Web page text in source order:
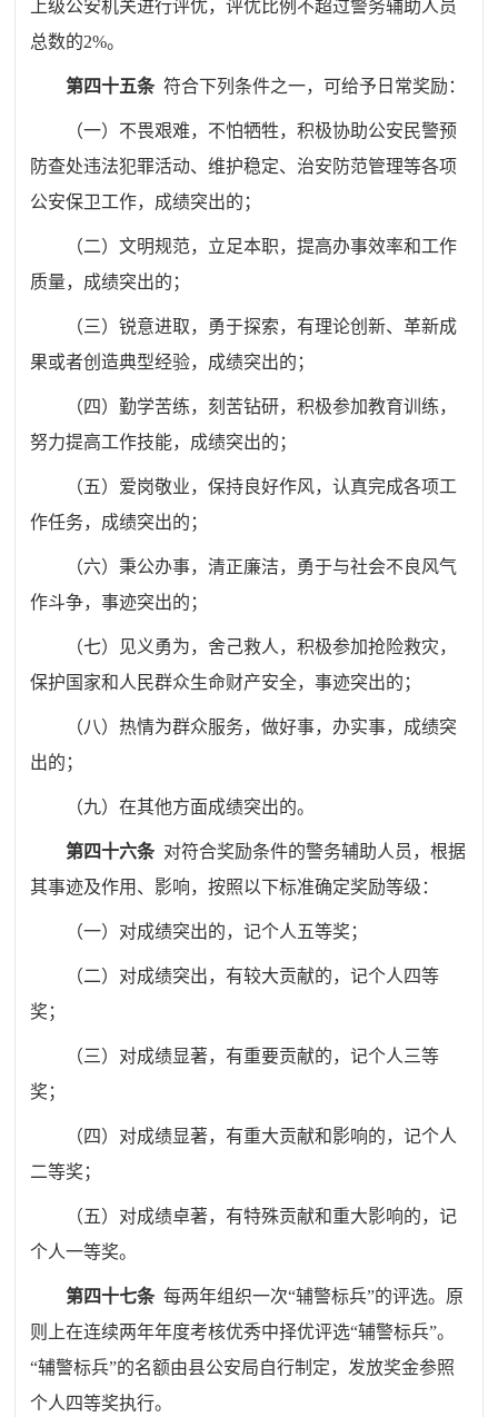
上级公安机关进行评优，评优比例不超过警务辅助人员
总数的2%。
第四十五条 符合下列条件之一，可给予日常奖励：
（一）不畏艰难，不怕牺牲，积极协助公安民警预
防查处违法犯罪活动、维护稳定、治安防范管理等各项
公安保卫工作，成绩突出的；
（二）文明规范，立足本职，提高办事效率和工作
质量，成绩突出的；
（三）锐意进取，勇于探索，有理论创新、革新成
果或者创造典型经验，成绩突出的；
（四）勤学苦练，刻苦钻研，积极参加教育训练，
努力提高工作技能，成绩突出的；
（五）爱岗敬业，保持良好作风，认真完成各项工
作任务，成绩突出的；
（六）秉公办事，清正廉洁，勇于与社会不良风气
作斗争，事迹突出的；
（七）见义勇为，舍己救人，积极参加抢险救灾，
保护国家和人民群众生命财产安全，事迹突出的；
（八）热情为群众服务，做好事，办实事，成绩突
出的；
（九）在其他方面成绩突出的。
第四十六条 对符合奖励条件的警务辅助人员，根据
其事迹及作用、影响，按照以下标准确定奖励等级：
（一）对成绩突出的，记个人五等奖；
（二）对成绩突出，有较大贡献的，记个人四等
奖；
（三）对成绩显著，有重要贡献的，记个人三等
奖；
（四）对成绩显著，有重大贡献和影响的，记个人
二等奖；
（五）对成绩卓著，有特殊贡献和重大影响的，记
个人一等奖。
第四十七条 每两年组织一次“辅警标兵”的评选。原
则上在连续两年年度考核优秀中择优评选“辅警标兵”。
“辅警标兵”的名额由县公安局自行制定，发放奖金参照
个人四等奖执行。